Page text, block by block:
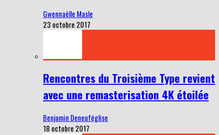
Gwennaëlle Masle
23 octobre 2017
Rencontres du Troisième Type revient
avec une remasterisation 4K étoilée
Benjamin Deneuféglise
18 octobre 2017